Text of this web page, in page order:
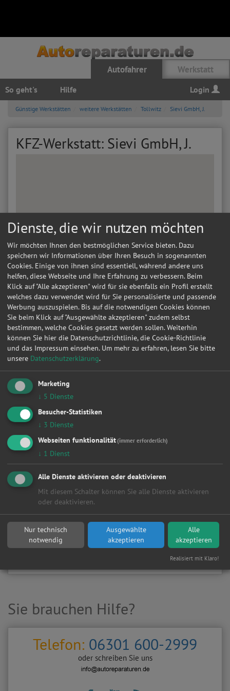
Autofahrer Werkstatt
So geht's Hilfe Login
Günstige Werkstätten weitere Werkstätten Tollwitz Sievi GmbH, J.
KFZ-Werkstatt: Sievi GmbH, J.
Kontakt
Sievi GmbH, J.
Der Scheitrain 16
06231
Tollwitz
Autowerkstatt
Kundenanfragen erhalten?
▶ Werkstatt aktivieren
Sie möchten aufAutoreparaturen.dean dieseKFZ-Werkstatt
eine kostenlose und unverbindliche Reparaturanfrage
stellen?
Werkstattanfrage stellen
Sie brauchen Hilfe?
Telefon: 06301 600-2999
oder schreiben Sie uns
Dienste, die wir nutzen möchten
Wir möchten Ihnen den bestmöglichen Service bieten. Dazu
speichern wir Informationen über Ihren Besuch in sogenannten
Cookies. Einige von ihnen sind essentiell, während andere uns
helfen, diese Webseite und Ihre Erfahrung zu verbessern. Beim
Klick auf "Alle akzeptieren" wird für sie ebenfalls ein Profil erstellt
welches dazu verwendet wird für Sie personalisierte und passende
Werbung auszuspielen. Bis auf die notwendigen Cookies können
Sie beim Klick auf "Ausgewählte akzeptieren" zudem selbst
bestimmen, welche Cookies gesetzt werden sollen. Weiterhin
können Sie hier die Datenschutzrichtlinie, die Cookie-Richtlinie
und das Impressum einsehen. Um mehr zu erfahren, lesen Sie bitte
unsere Datenschutzerklärung.
Marketing
↓ 5 Dienste
Besucher-Statistiken
↓ 3 Dienste
Webseiten funktionalität(immer erforderlich)
↓ 1 Dienst
Alle Dienste aktivieren oder deaktivieren
Mit diesem Schalter können Sie alle Dienste aktivieren
oder deaktivieren.
Nur technisch
notwendig
Ausgewählte
akzeptieren
Alle
akzeptieren
Realisiert mit Klaro!